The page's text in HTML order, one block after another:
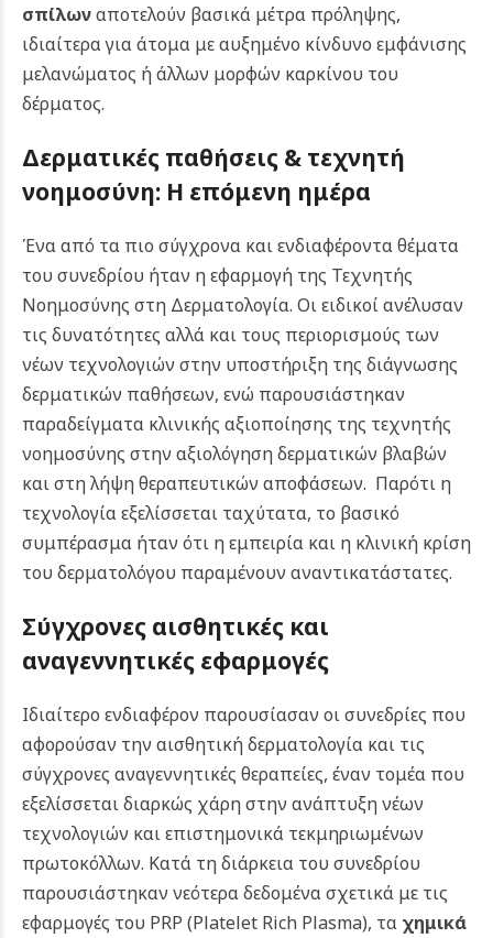
σπίλωναποτελούν βασικά μέτρα πρόληψης,
ιδιαίτερα για άτομα με αυξημένο κίνδυνο εμφάνισης
μελανώματος ή άλλων μορφών καρκίνου του
δέρματος.
Δερματικές παθήσεις & τεχνητή
νοημοσύνη: Η επόμενη ημέρα
Ένα από τα πιο σύγχρονα και ενδιαφέροντα θέματα
του συνεδρίου ήταν η εφαρμογή της Τεχνητής
Νοημοσύνης στη Δερματολογία. Οι ειδικοί ανέλυσαν
τις δυνατότητες αλλά και τους περιορισμούς των
νέων τεχνολογιών στην υποστήριξη της διάγνωσης
δερματικών παθήσεων, ενώ παρουσιάστηκαν
παραδείγματα κλινικής αξιοποίησης της τεχνητής
νοημοσύνης στην αξιολόγηση δερματικών βλαβών
και στη λήψη θεραπευτικών αποφάσεων. Παρότι η
τεχνολογία εξελίσσεται ταχύτατα, το βασικό
συμπέρασμα ήταν ότι η εμπειρία και η κλινική κρίση
του δερματολόγου παραμένουν αναντικατάστατες.
Σύγχρονες αισθητικές και
αναγεννητικές εφαρμογές
Ιδιαίτερο ενδιαφέρον παρουσίασαν οι συνεδρίες που
αφορούσαν την αισθητική δερματολογία και τις
σύγχρονες αναγεννητικές θεραπείες, έναν τομέα που
εξελίσσεται διαρκώς χάρη στην ανάπτυξη νέων
τεχνολογιών και επιστημονικά τεκμηριωμένων
πρωτοκόλλων. Κατά τη διάρκεια του συνεδρίου
παρουσιάστηκαν νεότερα δεδομένα σχετικά με τις
εφαρμογές του PRP (Platelet Rich Plasma), τα χημικά